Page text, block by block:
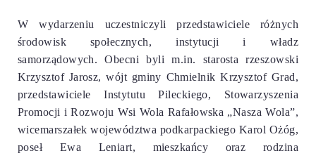
W wydarzeniu uczestniczyli przedstawiciele różnych
środowisk społecznych, instytucji i władz
samorządowych. Obecni byli m.in. starosta rzeszowski
Krzysztof Jarosz, wójt gminy Chmielnik Krzysztof Grad,
przedstawiciele Instytutu Pileckiego, Stowarzyszenia
Promocji i Rozwoju Wsi Wola Rafałowska „Nasza Wola”,
wicemarszałek województwa podkarpackiego Karol Ożóg,
poseł Ewa Leniart, mieszkańcy
oraz rodzina